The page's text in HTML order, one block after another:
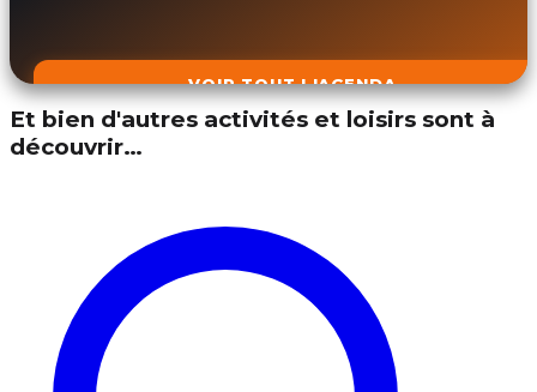
VOIR TOUT L'AGENDA
Et bien d'autres activités et loisirs sont à
découvrir…